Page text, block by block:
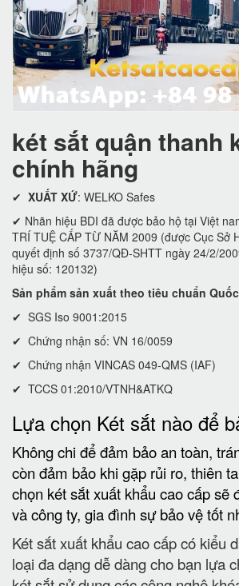
két sắt quận thanh
chính hãng
✔ XUẤT XỨ: WELKO Safes
✔ Nhãn hiệu BDI đã được bảo hộ tại Việt
TRÍ TUỆ CẤP TỪ NĂM 2009 (được Cục Sở
quyết định số 3737/QĐ-SHTT ngày 24/2/
hiệu số: 120132)
Sản phẩm sản xuất theo tiêu chuẩn
✔ SGS Iso 9001:2015
✔ Chứng nhận số: VN 16/0059
✔ Chứng nhận VINCAS 049-QMS (IAF)
✔ TCCS 01:2010/VTNH&ATKQ
Lựa chọn Két sắt nào để
Không chi để đảm bảo an toàn,
còn đảm bảo khi gặp rủi ro, thiên
chọn két sắt xuất khẩu cao cấp sẽ
và công ty, gia đình sự bảo vệ tốt
Két sắt xuất khẩu cao cấp có kiểu
loại đa dạng dễ dàng cho bạn lựa